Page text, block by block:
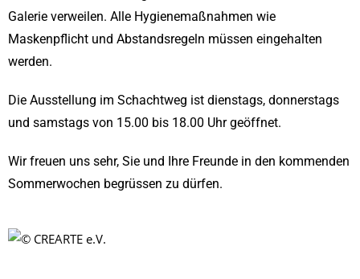
Galerie verweilen. Alle Hygienemaßnahmen wie
Maskenpflicht und Abstandsregeln müssen eingehalten
werden.
Die Ausstellung im Schachtweg ist dienstags, donnerstags
und samstags von 15.00 bis 18.00 Uhr geöffnet.
Wir freuen uns sehr, Sie und Ihre Freunde in den kommenden
Sommerwochen begrüssen zu dürfen.